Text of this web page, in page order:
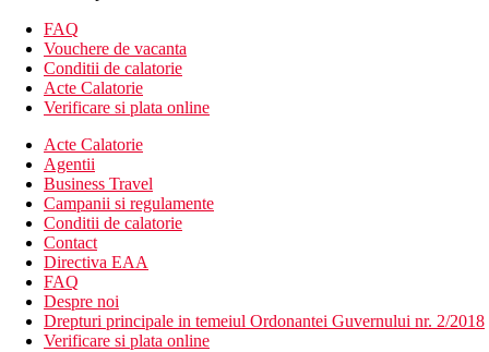
Descrierea hotelului
44 camere
receptie
restaurant in aer liber
Descrierea plajei
plaja cu nisip
Internet
Gratuit: WiFi in hotel.
Activitati sportive contra cost
masaje, jacuzzi, piscina interioara, sauna - toate in hotelul
partener adiacent Fereniki.
FAQ
Vouchere de vacanta
Conditii de calatorie
Acte Calatorie
Verificare si plata online
Acte Calatorie
Agentii
Business Travel
Campanii si regulamente
Conditii de calatorie
Contact
Directiva EAA
FAQ
Despre noi
Drepturi principale in temeiul Ordonantei Guvernului nr. 2/2018
Verificare si plata online